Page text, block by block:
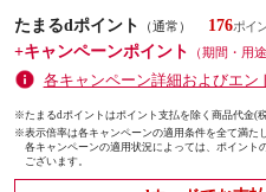
たまるdポイント
（通常）
176
+キャンペーンポイント
（期間・用
各キャンペーン詳細およびエン
※たまるdポイントはポイント支払を除く商品代金(税
※表示倍率は各キャンペーンの適用条件を全て満た
各キャンペーンの適用状況によっては、ポイント
ございます。